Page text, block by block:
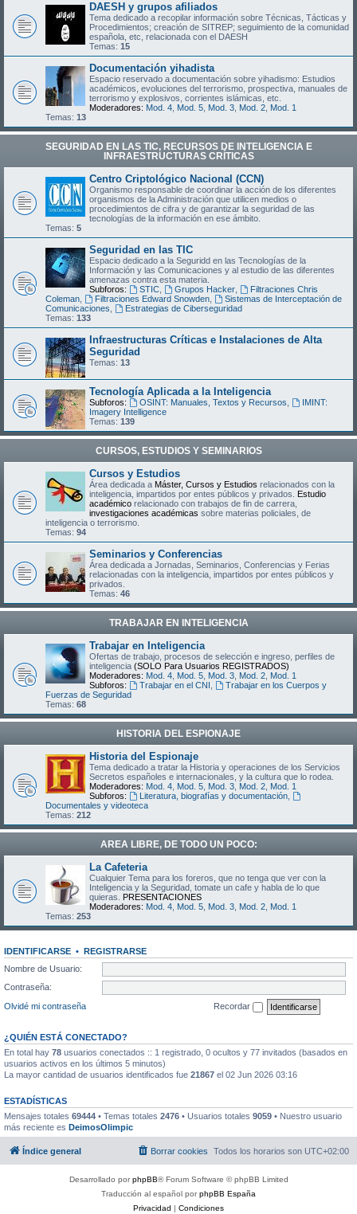
DAESH y grupos afiliados
Tema dedicado a recopilar información sobre Técnicas, Tácticas y
Procedimientos; creación de SITREP; seguimiento de la comunidad
española, etc, relacionada con el DAESH
Temas: 15
Documentación yihadista
Espacio reservado a documentación sobre yihadismo: Estudios
académicos, evoluciones del terrorismo, prospectiva, manuales de
terrorismo y explosivos, corrientes islámicas, etc.
Moderadores: Mod. 4 Mod. 5 Mod. 3 Mod. 2 Mod. 1
Temas: 13
SEGURIDAD EN LAS TIC, RECURSOS DE INTELIGENCIA E
INFRAESTRUCTURAS CRÍTICAS
Centro Criptológico Nacional (CCN)
Organismo responsable de coordinar la acción de los diferentes
organismos de la Administración que utilicen medios o
procedimientos de cifra y de garantizar la seguridad de las
tecnologías de la información en ese ámbito.
Temas: 5
Seguridad en las TIC
Espacio dedicado a la Seguridd en las Tecnologías de la
Información y las Comunicaciones y al estudio de las diferentes
amenazas contra esta materia.
Subforos:
STIC, Grupos Hacker,
Filtraciones Chris
Coleman
Filtraciones Edward Snowden,
Sistemas de Interceptación de
Comunicaciones
Estrategias de Ciberseguridad
Temas: 133
Infraestructuras Críticas e Instalaciones de Alta
Seguridad
Temas: 13
Tecnología Aplicada a la Inteligencia
Subforos: OSINT: Manuales, Textos y Recursos
IMINT:
Imagery Intelligence
Temas: 139
CURSOS, ESTUDIOS Y SEMINARIOS
Cursos y Estudios
Área dedicada a Máster, Cursos y Estudios relacionados con la
inteligencia, impartidos por entes públicos y privados. Estudio
académico relacionado con trabajos de fin de carrera,
investigaciones académicas sobre materias policiales, de
inteligencia o terrorismo.
Temas: 94
Seminarios y Conferencias
Área dedicada a Jornadas, Seminarios, Conferencias y Ferias
relacionadas con la inteligencia, impartidos por entes públicos y
privados.
Temas: 46
TRABAJAR EN INTELIGENCIA
Trabajar en Inteligencia
Ofertas de trabajo, procesos de selección e ingreso, perfiles de
inteligencia (SOLO Para Usuarios REGISTRADOS)
Moderadores: Mod. 4 Mod. 5 Mod. 3 Mod. 2 Mod. 1
Subforos:
Trabajar en el CNI
Trabajar en los Cuerpos y
Fuerzas de Seguridad
Temas: 68
HISTORIA DEL ESPIONAJE
Historia del Espionaje
Tema dedicado a tratar la Historia y operaciones de los Servicios
Secretos españoles e internacionales, y la cultura que lo rodea.
Moderadores: Mod. 4 Mod. 5 Mod. 3 Mod. 2 Mod. 1
Subforos:
Literatura, biografías y documentación,
Documentales y videoteca
Temas: 212
AREA LIBRE, DE TODO UN POCO:
La Cafeteria
Cualquier Tema para los foreros, que no tenga que ver con la
Inteligencia y la Seguridad, tomate un cafe y habla de lo que
quieras. PRESENTACIONES
Moderadores: Mod. 4 Mod. 5 Mod. 3 Mod. 2 Mod. 1
Temas: 253
IDENTIFICARSE • REGISTRARSE
Nombre de Usuario:
Contraseña:
Olvidé mi contraseña
Recordar
¿QUIÉN ESTÁ CONECTADO?
En total hay 78 usuarios conectados :: 1 registrado, 0 ocultos y 77 invitados (basados en
usuarios activos en los últimos 5 minutos)
La mayor cantidad de usuarios identificados fue 21867 el 02 Jun 2026 03:16
ESTADÍSTICAS
Mensajes totales 69444 • Temas totales 2476 • Usuarios totales 9059 • Nuestro usuario
más reciente es DeimosOlimpic
Índice general Todos los horarios son UTC+02:00
Borrar cookies
Desarrollado porphpBB® Forum Software © phpBB Limited
Traducción al español porphpBB España
Privacidad | Condiciones